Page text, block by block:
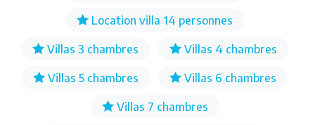
Location villa 14 personnes
Villas 3 chambres Villas 4 chambres
Villas 5 chambres Villas 6 chambres
Villas 7 chambres